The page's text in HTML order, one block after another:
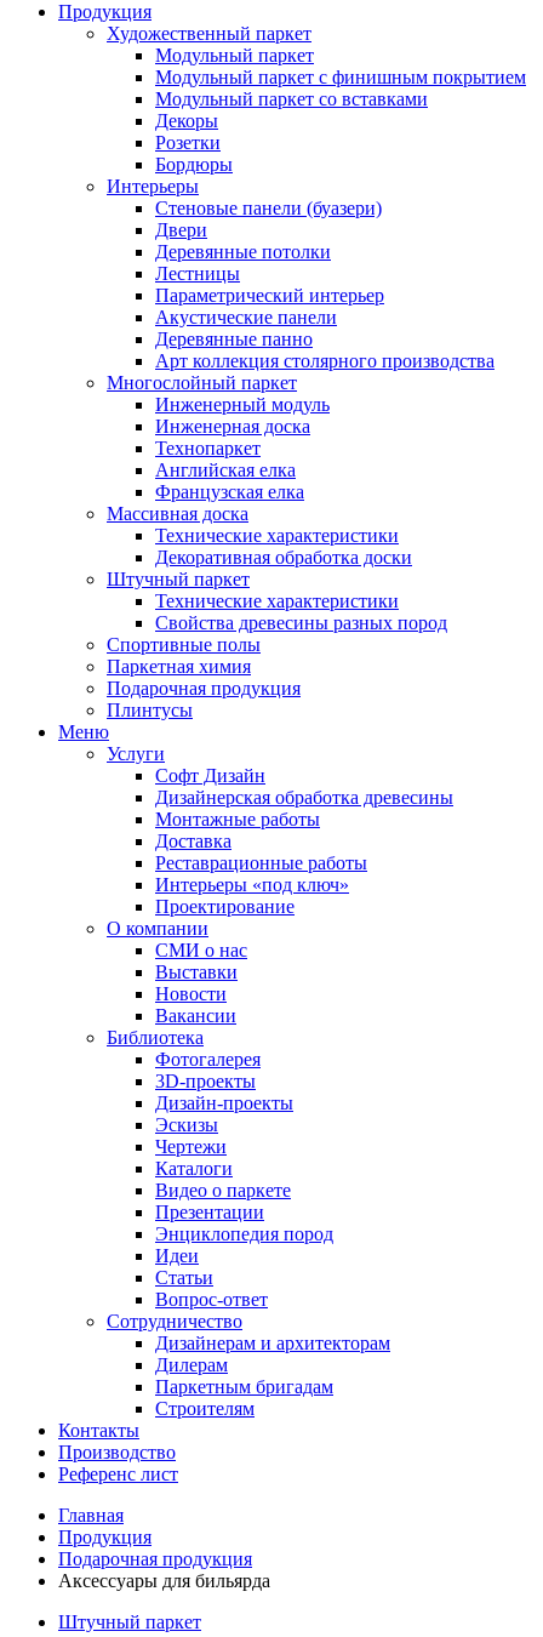
Продукция
Художественный паркет
Модульный паркет
Модульный паркет с финишным покрытием
Модульный паркет со вставками
Декоры
Розетки
Бордюры
Интерьеры
Стеновые панели (буазери)
Двери
Деревянные потолки
Лестницы
Параметрический интерьер
Акустические панели
Деревянные панно
Арт коллекция столярного производства
Многослойный паркет
Инженерный модуль
Инженерная доска
Технопаркет
Английская елка
Французская елка
Массивная доска
Технические характеристики
Декоративная обработка доски
Штучный паркет
Технические характеристики
Свойства древесины разных пород
Спортивные полы
Паркетная химия
Подарочная продукция
Плинтусы
Меню
Услуги
Софт Дизайн
Дизайнерская обработка древесины
Монтажные работы
Доставка
Реставрационные работы
Интерьеры «под ключ»
Проектирование
О компании
СМИ о нас
Выставки
Новости
Вакансии
Библиотека
Фотогалерея
3D-проекты
Дизайн-проекты
Эскизы
Чертежи
Каталоги
Видео о паркете
Презентации
Энциклопедия пород
Идеи
Статьи
Вопрос-ответ
Сотрудничество
Дизайнерам и архитекторам
Дилерам
Паркетным бригадам
Строителям
Контакты
Производство
Референс лист
Главная
Продукция
Подарочная продукция
Аксессуары для бильярда
Штучный паркет